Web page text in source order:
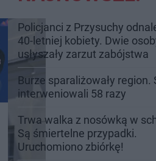
Policjanci z Przysuchy
40-letniej kobiety. Dwie
usłyszały zarzut zabójstwa
Burze sparaliżowały region.
interweniowali 58 razy
Trwa walka z nosówką w
Są śmiertelne przypadki.
Uruchomiono zbiórkę!